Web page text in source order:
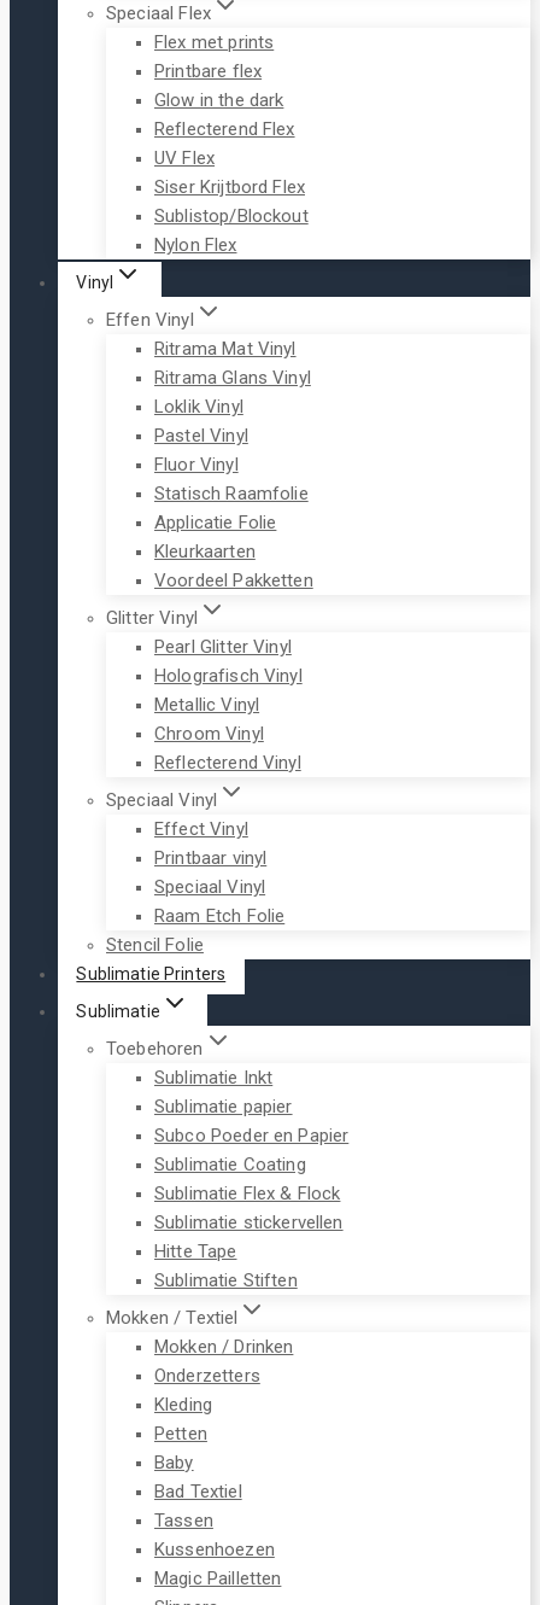
Speciaal Flex
Flex met prints
Printbare flex
Glow in the dark
Reflecterend Flex
UV Flex
Siser Krijtbord Flex
Sublistop/Blockout
Nylon Flex
Vinyl
Effen Vinyl
Ritrama Mat Vinyl
Ritrama Glans Vinyl
Loklik Vinyl
Pastel Vinyl
Fluor Vinyl
Statisch Raamfolie
Applicatie Folie
Kleurkaarten
Voordeel Pakketten
Glitter Vinyl
Pearl Glitter Vinyl
Holografisch Vinyl
Metallic Vinyl
Chroom Vinyl
Reflecterend Vinyl
Speciaal Vinyl
Effect Vinyl
Printbaar vinyl
Speciaal Vinyl
Raam Etch Folie
Stencil Folie
Sublimatie Printers
Sublimatie
Toebehoren
Sublimatie Inkt
Sublimatie papier
Subco Poeder en Papier
Sublimatie Coating
Sublimatie Flex & Flock
Sublimatie stickervellen
Hitte Tape
Sublimatie Stiften
Mokken / Textiel
Mokken / Drinken
Onderzetters
Kleding
Petten
Baby
Bad Textiel
Tassen
Kussenhoezen
Magic Pailletten